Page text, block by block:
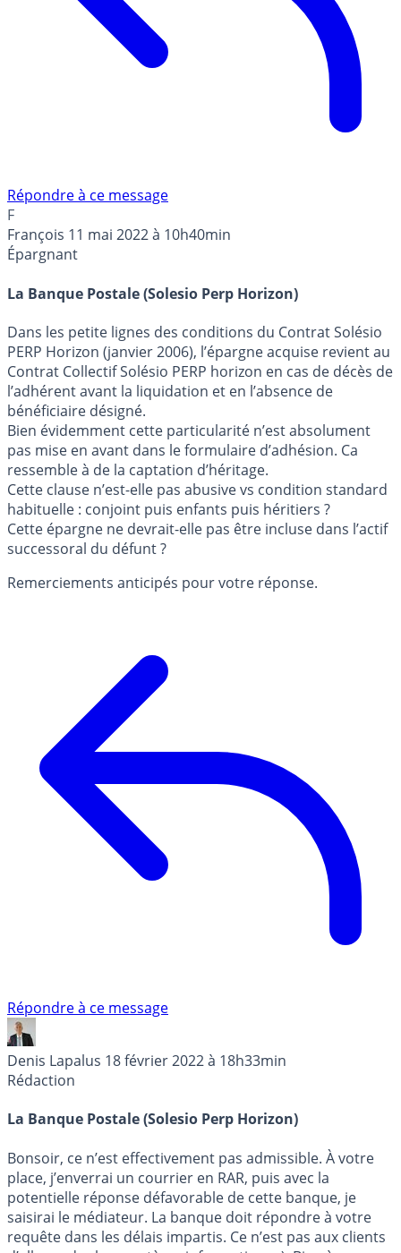
Répondre à ce message
F
François 11 mai 2022 à 10h40min
Épargnant
La Banque Postale (Solesio Perp Horizon)
Dans les petite lignes des conditions du Contrat Solésio
PERP Horizon (janvier 2006), l’épargne acquise revient au
Contrat Collectif Solésio PERP horizon en cas de décès de
l’adhérent avant la liquidation et en l’absence de
bénéficiaire désigné.
Bien évidemment cette particularité n’est absolument
pas mise en avant dans le formulaire d’adhésion. Ca
ressemble à de la captation d’héritage.
Cette clause n’est-elle pas abusive vs condition standard
habituelle : conjoint puis enfants puis héritiers ?
Cette épargne ne devrait-elle pas être incluse dans l’actif
successoral du défunt ?
Remerciements anticipés pour votre réponse.
Répondre à ce message
Denis Lapalus 18 février 2022 à 18h33min
Rédaction
La Banque Postale (Solesio Perp Horizon)
Bonsoir, ce n’est effectivement pas admissible. À votre
place, j’enverrai un courrier en RAR, puis avec la
potentielle réponse défavorable de cette banque, je
saisirai le médiateur. La banque doit répondre à votre
requête dans les délais impartis. Ce n’est pas aux clients